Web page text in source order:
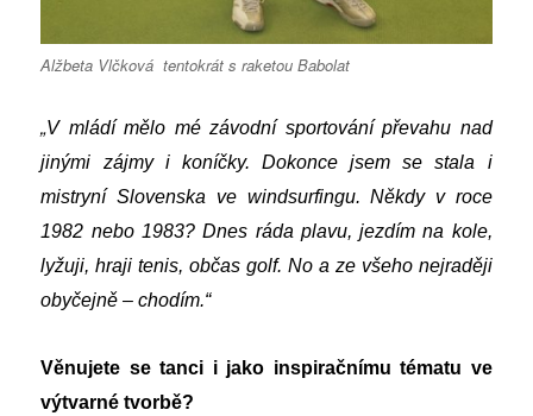
Alžbeta Vlčková tentokrát s raketou Babolat
„V mládí mělo mé závodní sportování převahu nad
jinými zájmy i koníčky. Dokonce jsem se stala i
mistryní Slovenska ve windsurfingu. Někdy v roce
1982 nebo 1983? Dnes ráda plavu, jezdím na kole,
lyžuji, hraji tenis, občas golf. No a ze všeho nejraději
obyčejně – chodím.“
Věnujete se tanci i jako inspiračnímu tématu ve
výtvarné tvorbě?